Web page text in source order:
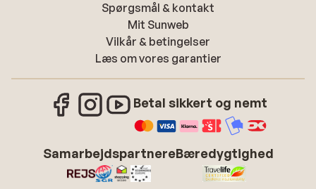
Spørgsmål & kontakt
Mit Sunweb
Vilkår & betingelser
Læs om vores garantier
Betal sikkert og nemt
SamarbejdspartnereBæredygtighed